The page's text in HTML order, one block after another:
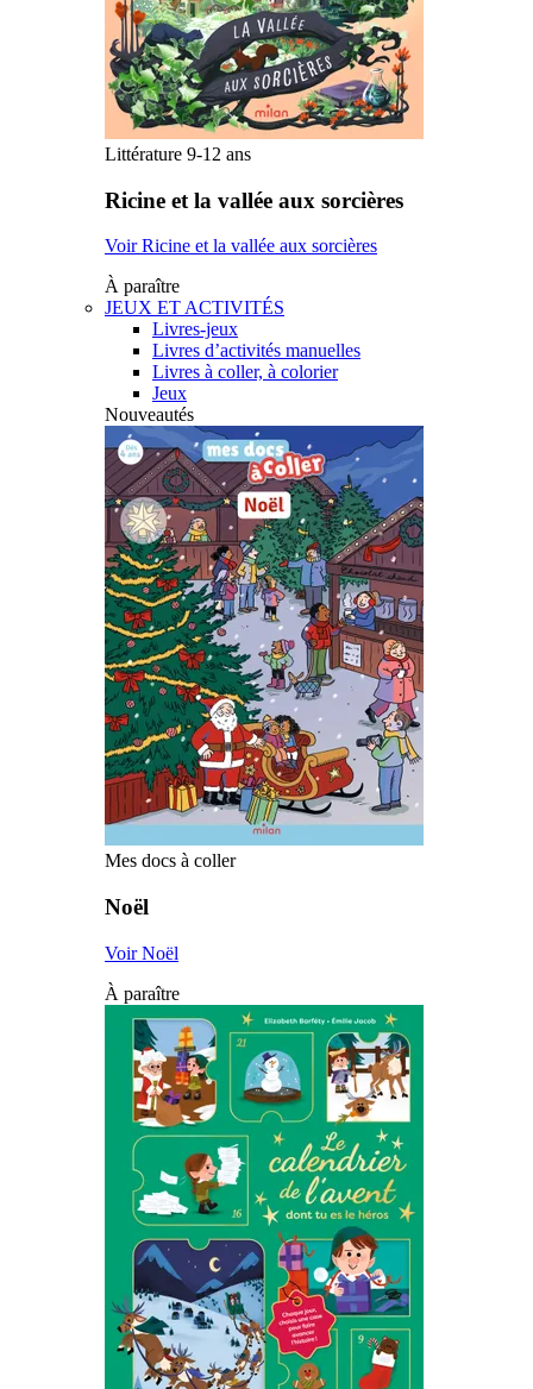
Littérature 9-12 ans
Ricine et la vallée aux sorcières
Voir Ricine et la vallée aux sorcières
À paraître
JEUX ET ACTIVITÉS
Livres-jeux
Livres d’activités manuelles
Livres à coller, à colorier
Jeux
Nouveautés
Mes docs à coller
Noël
Voir Noël
À paraître